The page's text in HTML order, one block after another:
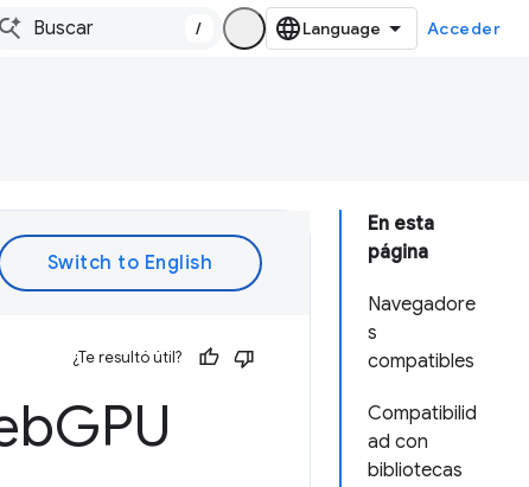
/ Acceder
En esta
página
Navegadore
s
compatibles
Compatibilid
ad con
bibliotecas
¿Te resultó útil?
GPU